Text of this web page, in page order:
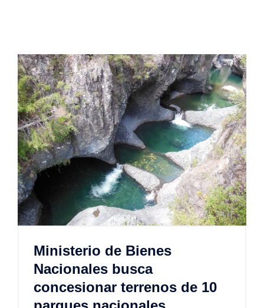
Ministerio de Bienes
Nacionales busca
concesionar terrenos de 10